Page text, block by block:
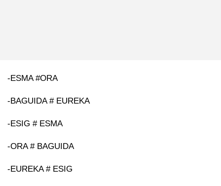
-ESMA #ORA
-BAGUIDA # EUREKA
-ESIG # ESMA
-ORA # BAGUIDA
-EUREKA # ESIG